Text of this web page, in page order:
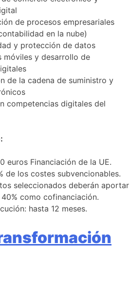
de procesos empresariales
en la nube)
y protección de datos
móviles y desarrollo de
de la cadena de suministro y
competencias digitales del
euros Financiación de la UE.
de los costes subvencionables.
seleccionados deberán aportar
como cofinanciación.
hasta 12 meses.